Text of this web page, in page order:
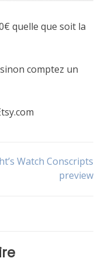
quelle que soit la
comptez un
Watch Conscripts
preview